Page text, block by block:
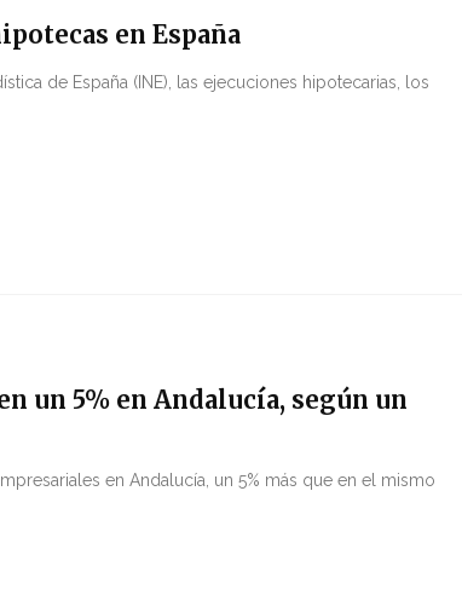
en España
de España (INE), las ejecuciones hipotecarias, los
un 5% en Andalucía, según un
en Andalucía, un 5% más que en el mismo